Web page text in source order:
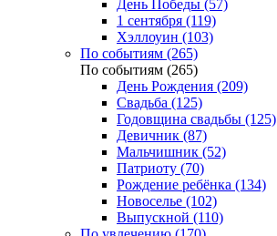
День Победы (57)
1 сентября (119)
Хэллоуин (103)
По событиям (265)
По событиям (265)
День Рождения (209)
Свадьба (125)
Годовщина свадьбы (125)
Девичник (87)
Мальчишник (52)
Патриоту (70)
Рождение ребёнка (134)
Новоселье (102)
Выпускной (110)